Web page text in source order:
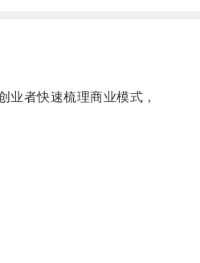
者快速梳理商业模式，